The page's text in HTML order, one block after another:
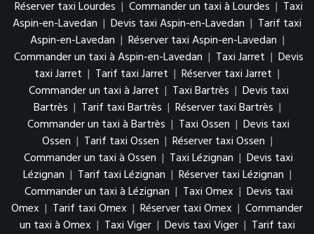
Réserver taxi Lourdes | Commander un taxi à Lourdes | Taxi
Aspin-en-Lavedan | Devis taxi Aspin-en-Lavedan | Tarif taxi
Aspin-en-Lavedan | Réserver taxi Aspin-en-Lavedan |
Commander un taxi à Aspin-en-Lavedan | Taxi Jarret | Devis
taxi Jarret | Tarif taxi Jarret | Réserver taxi Jarret |
Commander un taxi à Jarret | Taxi Bartrès | Devis taxi
Bartrès | Tarif taxi Bartrès | Réserver taxi Bartrès |
Commander un taxi à Bartrès | Taxi Ossen | Devis taxi
Ossen | Tarif taxi Ossen | Réserver taxi Ossen |
Commander un taxi à Ossen | Taxi Lézignan | Devis taxi
Lézignan | Tarif taxi Lézignan | Réserver taxi Lézignan |
Commander un taxi à Lézignan | Taxi Omex | Devis taxi
Omex | Tarif taxi Omex | Réserver taxi Omex | Commander
un taxi à Omex | Taxi Viger | Devis taxi Viger | Tarif taxi